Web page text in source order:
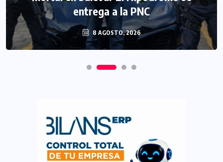
entrega a la PNC
8 AGOSTO, 2026